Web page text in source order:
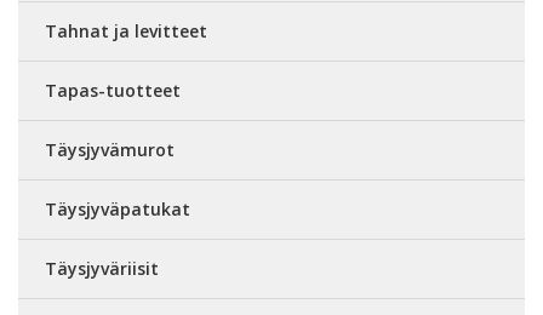
Tahnat ja levitteet
Tapas-tuotteet
Täysjyvämurot
Täysjyväpatukat
Täysjyväriisit